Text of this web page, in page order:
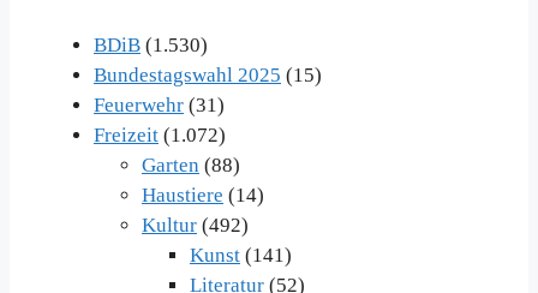
BDiB (1.530)
Bundestagswahl 2025 (15)
Feuerwehr (31)
Freizeit (1.072)
Garten (88)
Haustiere (14)
Kultur (492)
Kunst (141)
Literatur (52)